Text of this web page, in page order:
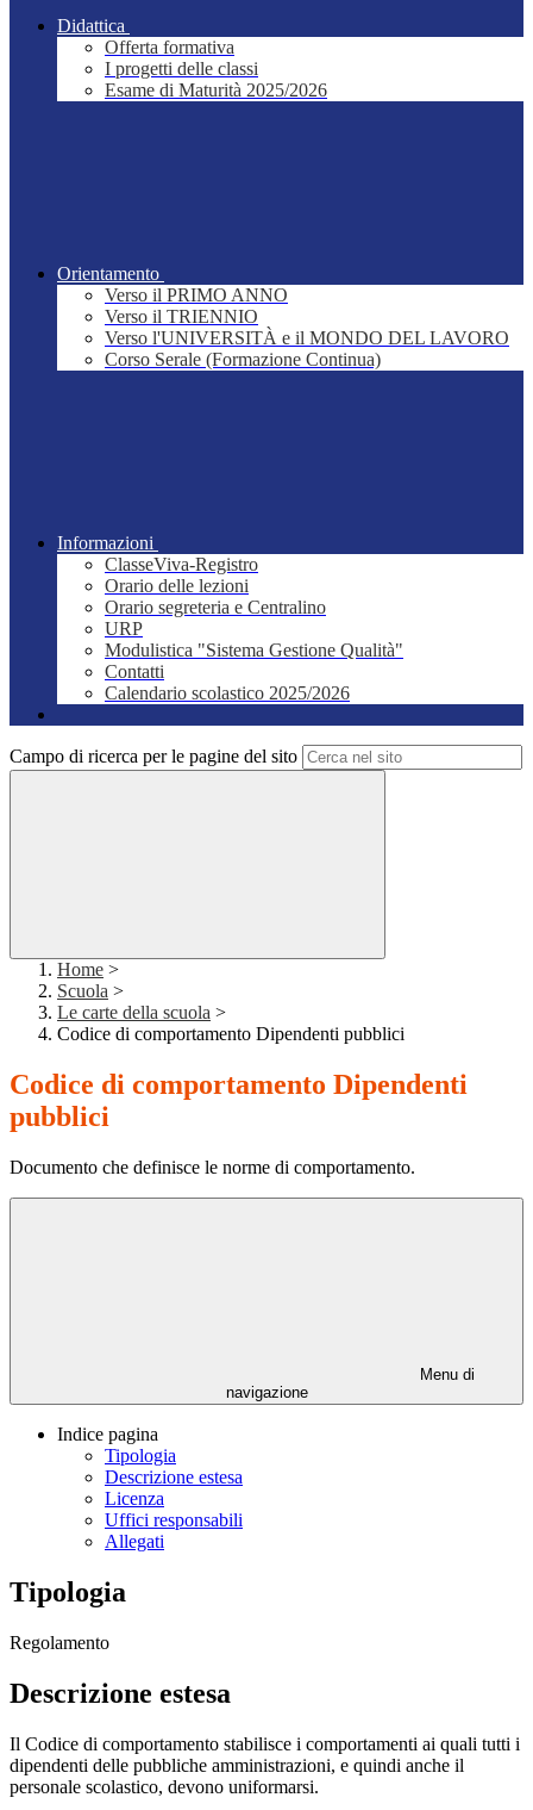
Didattica
Offerta formativa
I progetti delle classi
Esame di Maturità 2025/2026
Orientamento
Verso il PRIMO ANNO
Verso il TRIENNIO
Verso l'UNIVERSITÀ e il MONDO DEL LAVORO
Corso Serale (Formazione Continua)
Informazioni
ClasseViva-Registro
Orario delle lezioni
Orario segreteria e Centralino
URP
Modulistica "Sistema Gestione Qualità"
Contatti
Calendario scolastico 2025/2026
Campo di ricerca per le pagine del sito
Home >
Scuola >
Le carte della scuola >
Codice di comportamento Dipendenti pubblici
Codice di comportamento Dipendenti
pubblici
Documento che definisce le norme di comportamento.
Menu di
navigazione
Indice pagina
Tipologia
Descrizione estesa
Licenza
Uffici responsabili
Allegati
Tipologia
Regolamento
Descrizione estesa
Il Codice di comportamento stabilisce i comportamenti ai quali tutti i
dipendenti delle pubbliche amministrazioni, e quindi anche il
personale scolastico, devono uniformarsi.